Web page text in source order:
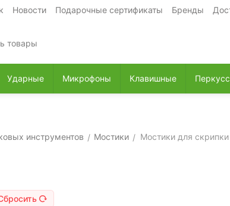
Новости Подарочные сертификаты Бренды
Ударные Микрофоны Клавишные
инструментов / Мостики / Мостики для скрипки